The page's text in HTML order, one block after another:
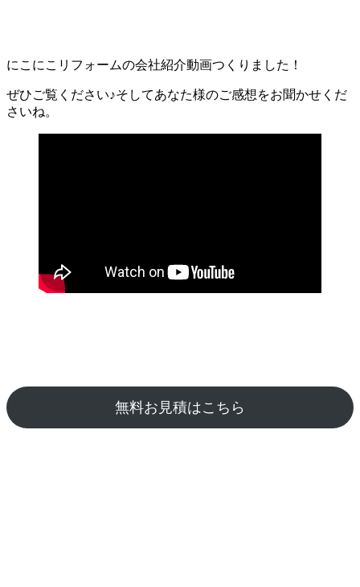
にこにこリフォームの会社紹介動画つくりました！
ぜひご覧ください♪そしてあなた様のご感想をお聞かせくだ
さいね。
無料お見積はこちら